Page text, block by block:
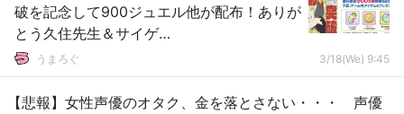
破を記念して900ジュエル他が配布！ありが
とう久住先生＆サイゲ…
うまろぐ 3/18(We) 9:45
【悲報】女性声優のオタク、金を落とさない・・・ 声優